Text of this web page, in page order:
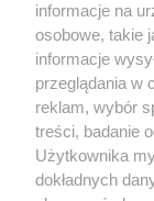
Nie zapomnij
zapoznać się z:
Twojemiasto
Piekary Śląskie
informacje na
osobowe, takie
informacje
przeglądania w
reklam, wybór
treści, badanie
Użytkownika
dokładnych